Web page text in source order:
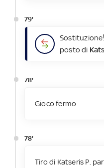
79'
Sostituzione!
posto di
78'
Gioco fermo
78'
Tiro di Katseris P.